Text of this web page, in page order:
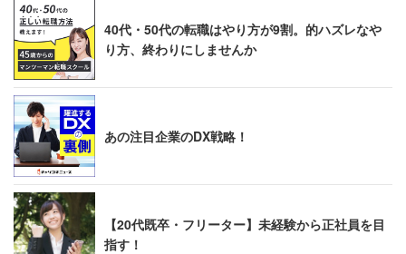
40代・50代の転職はやり方が9割。的ハズレなや
り方、終わりにしませんか
あの注目企業のDX戦略！
【20代既卒・フリーター】未経験から正社員を目
指す！